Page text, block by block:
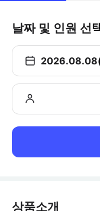
날짜 및 인원 선
상품소개